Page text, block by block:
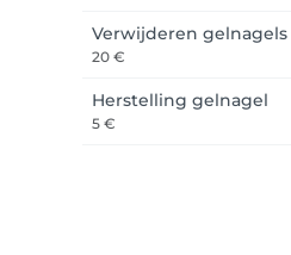
Verwijderen gelnagels
20 €
Herstelling gelnagel
5 €